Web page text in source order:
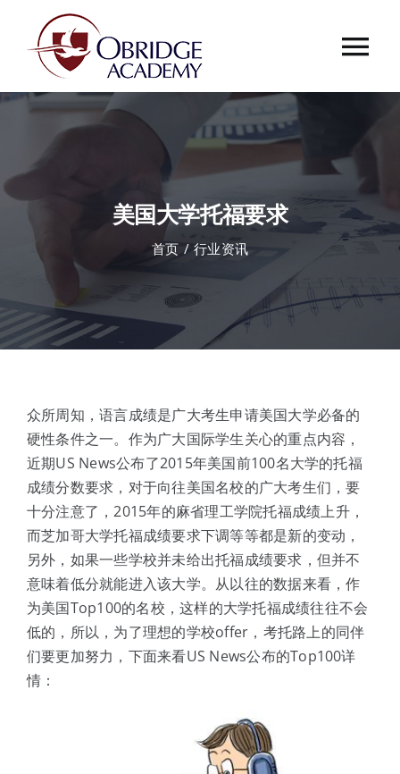
首页
欧桥介绍
课程中心
合作伙伴
体验中心
美国大学托福要求
首页 行业资讯
众所周知，语言成绩是广大考生申请美国大学必备的
硬性条件之一。作为广大国际学生关心的重点内容，
近期US News公布了2015年美国前100名大学的托福
成绩分数要求，对于向往美国名校的广大考生们，要
十分注意了，2015年的麻省理工学院托福成绩上升，
而芝加哥大学托福成绩要求下调等等都是新的变动，
另外，如果一些学校并未给出托福成绩要求，但并不
意味着低分就能进入该大学。从以往的数据来看，作
为美国Top100的名校，这样的大学托福成绩往往不会
低的，所以，为了理想的学校offer，考托路上的同伴
们要更加努力，下面来看US News公布的Top100详
情：